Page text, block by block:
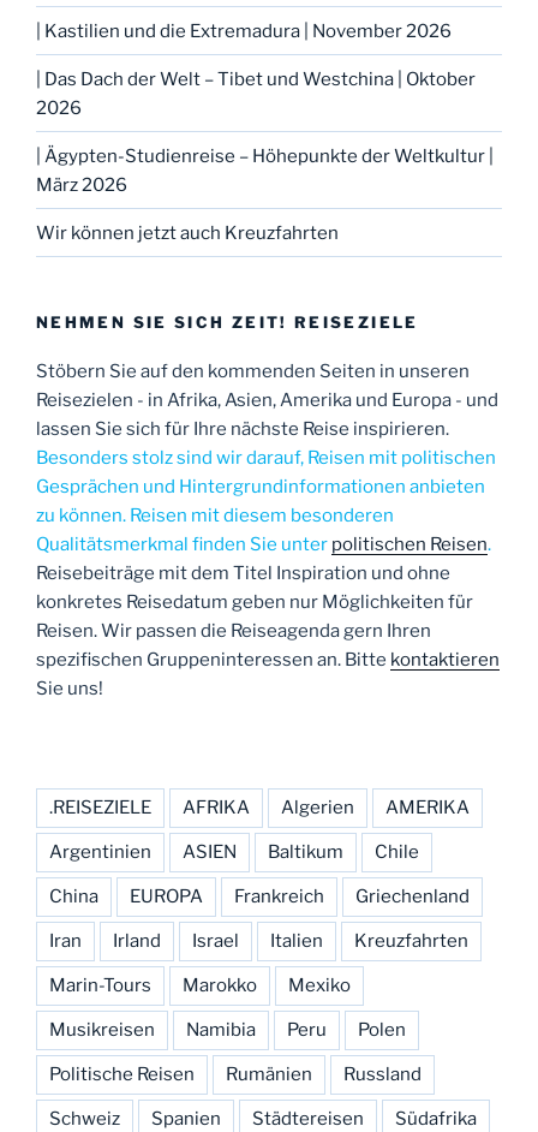
| Kastilien und die Extremadura | November 2026
| Das Dach der Welt – Tibet und Westchina | Oktober
2026
| Ägypten-Studienreise – Höhepunkte der Weltkultur |
März 2026
Wir können jetzt auch Kreuzfahrten
NEHMEN SIE SICH ZEIT! REISEZIELE
Stöbern Sie auf den kommenden Seiten in unseren
Reisezielen - in Afrika, Asien, Amerika und Europa - und
lassen Sie sich für Ihre nächste Reise inspirieren.
Besonders stolz sind wir darauf, Reisen mit politischen
Gesprächen und Hintergrundinformationen anbieten
zu können. Reisen mit diesem besonderen
Qualitätsmerkmal finden Sie unter politischen Reisen.
Reisebeiträge mit dem Titel Inspiration und ohne
konkretes Reisedatum geben nur Möglichkeiten für
Reisen. Wir passen die Reiseagenda gern Ihren
spezifischen Gruppeninteressen an. Bitte kontaktieren
Sie uns!
.REISEZIELE AFRIKA Algerien AMERIKA
Argentinien ASIEN Baltikum Chile
China EUROPA Frankreich Griechenland
Iran Irland Israel Italien Kreuzfahrten
Marin-Tours Marokko Mexiko
Musikreisen Namibia Peru Polen
Politische Reisen Rumänien Russland
Schweiz Spanien Städtereisen Südafrika